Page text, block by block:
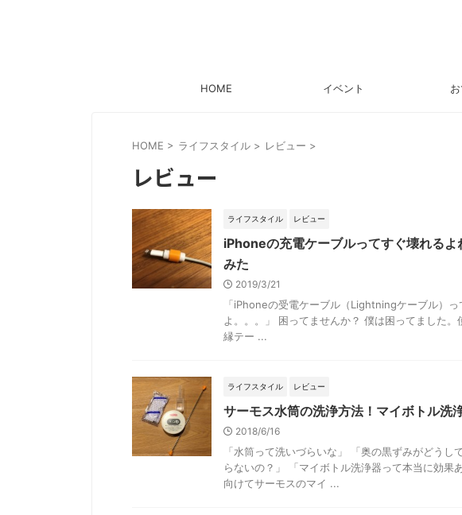
HOME イベント
HOME > ライフスタイル > レビュー >
レビュー
ライフスタイル レビュー
iPhoneの充電ケーブルってすぐ壊れる
みた
2019/3/21
「iPhoneの受電ケーブル（Lightningケーブル）
よ。。。」 困ってませんか？ 僕は困ってました
縁テー ...
ライフスタイル レビュー
サーモス水筒の洗浄方法！マイボトル洗
2018/6/16
「水筒って洗いづらいな」 「奥の黒ずみがどう
らないの？」 「マイボトル洗浄器って本当に効果
向けてサーモスのマイ ...